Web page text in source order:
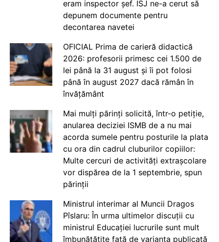
eram inspector șef. ISJ ne-a cerut să
depunem documente pentru
decontarea navetei
OFICIAL Prima de carieră didactică
2026: profesorii primesc cei 1.500 de
lei până la 31 august și îi pot folosi
până în august 2027 dacă rămân în
învățământ
Mai mulți părinți solicită, într-o petiție,
anularea deciziei ISMB de a nu mai
acorda sumele pentru posturile la plata
cu ora din cadrul cluburilor copiilor:
Multe cercuri de activități extrașcolare
vor dispărea de la 1 septembrie, spun
părinții
Ministrul interimar al Muncii Dragos
Pîslaru: În urma ultimelor discuții cu
ministrul Educației lucrurile sunt mult
îmbunătățite față de varianta publicată